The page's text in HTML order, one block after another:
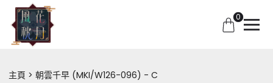
0
主頁 朝雲千早 (MKI/W126-096) - C